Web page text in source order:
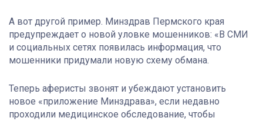
А вот другой пример. Минздрав Пермского края
предупреждает о новой уловке мошенников: «В СМИ
и социальных сетях появилась информация, что
мошенники придумали новую схему обмана.
Теперь аферисты звонят и убеждают установить
новое «приложение Минздрава», если недавно
проходили медицинское обследование, чтобы